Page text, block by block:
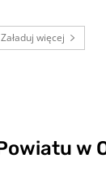
Załaduj więcej